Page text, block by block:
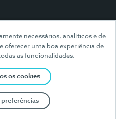
necessários, analíticos e de
oferecer uma boa experiência de
as funcionalidades.
os cookies